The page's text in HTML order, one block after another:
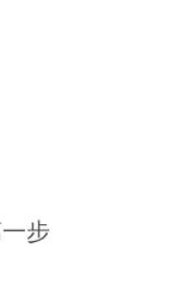
步